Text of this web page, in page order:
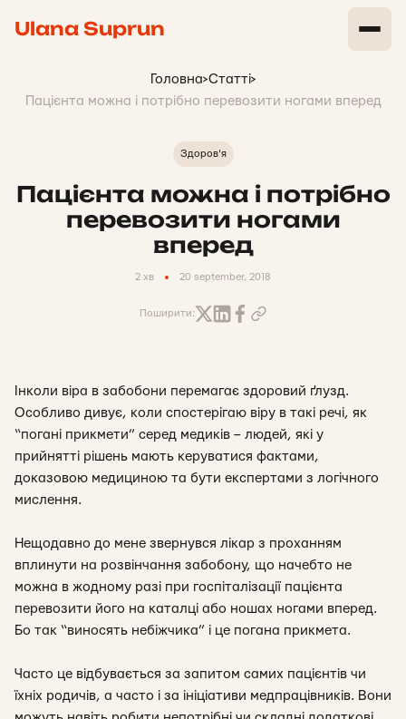
Ulana Suprun
Головна>Статті>
Пацієнта можна і потрібно перевозити ногами вперед
Здоров'я
Пацієнта можна і потрібно
перевозити ногами
вперед
2 хв 20 september, 2018
Поширити:
Інколи віра в забобони перемагає здоровий ґлузд.
Особливо дивує, коли спостерігаю віру в такі речі, як
“погані прикмети” серед медиків – людей, які у
прийнятті рішень мають керуватися фактами,
доказовою медициною та бути експертами з логічного
мислення.
Нещодавно до мене звернувся лікар з проханням
вплинути на розвінчання забобону, що начебто не
можна в жодному разі при госпіталізації пацієнта
перевозити його на каталці або ношах ногами вперед.
Бо так “виносять небіжчика” і це погана прикмета.
Часто це відбувається за запитом самих пацієнтів чи
їхніх родичів, а часто і за ініціативи медпрацівників. Вони